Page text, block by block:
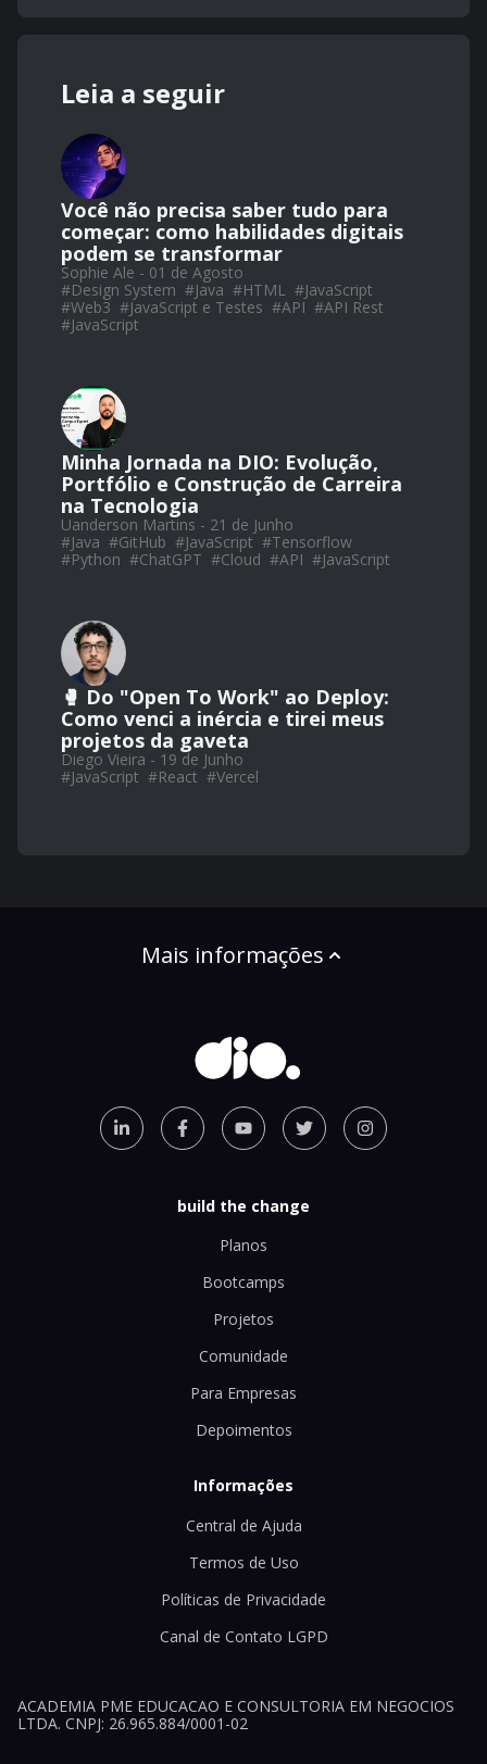
Leia a seguir
Você não precisa saber tudo para
começar: como habilidades digitais
podem se transformar
Sophie Ale - 01 de Agosto
#Design System #Java #HTML #JavaScript
#Web3 #JavaScript e Testes #API #API Rest
#JavaScript
Minha Jornada na DIO: Evolução,
Portfólio e Construção de Carreira
na Tecnologia
Uanderson Martins - 21 de Junho
#Java #GitHub #JavaScript #Tensorflow
#Python #ChatGPT #Cloud #API #JavaScript
🥊 Do "Open To Work" ao Deploy:
Como venci a inércia e tirei meus
projetos da gaveta
Diego Vieira - 19 de Junho
#JavaScript #React #Vercel
Mais informações
build the change
Planos
Bootcamps
Projetos
Comunidade
Para Empresas
Depoimentos
Informações
Central de Ajuda
Termos de Uso
Políticas de Privacidade
Canal de Contato LGPD
ACADEMIA PME EDUCACAO E CONSULTORIA EM NEGOCIOS
LTDA. CNPJ: 26.965.884/0001-02